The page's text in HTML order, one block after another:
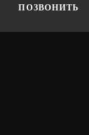
ПОЗВОНИТЬ